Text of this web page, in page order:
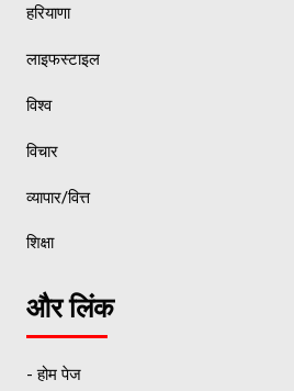
हरियाणा
लाइफस्टाइल
विश्व
विचार
व्यापार/वित्त
शिक्षा
और लिंक
- होम पेज